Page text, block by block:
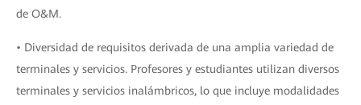
de O&M.
• Diversidad de requisitos derivada de una amplia variedad de
terminales y servicios. Profesores y estudiantes utilizan diversos
terminales y servicios inalámbricos, lo que incluye modalidades